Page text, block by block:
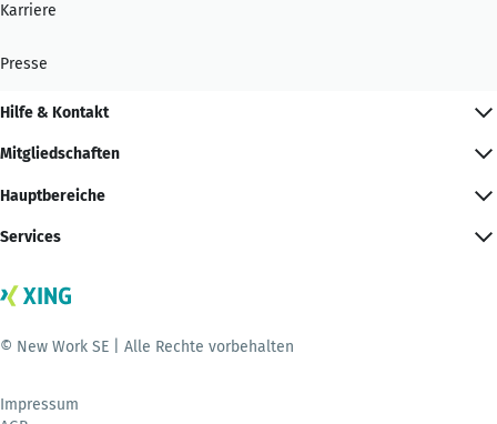
Karriere
Presse
Hilfe & Kontakt
Mitgliedschaften
Hauptbereiche
Services
© New Work SE | Alle Rechte vorbehalten
Impressum